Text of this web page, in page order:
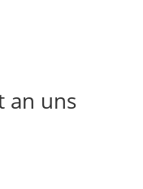
an uns